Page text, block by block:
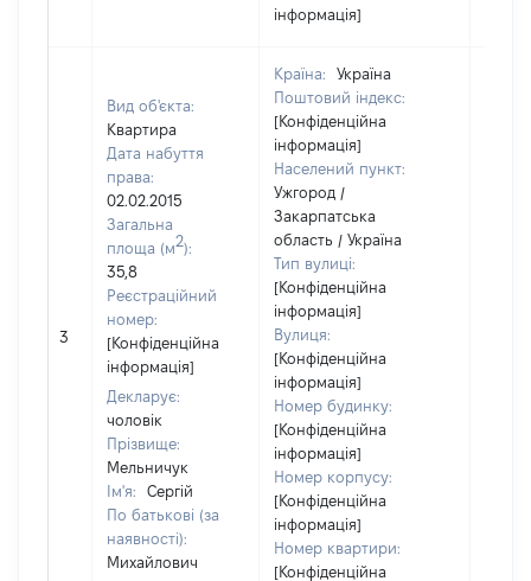
інформація]
3
Вид об'єкта:
Квартира
Дата набуття
права:
02.02.2015
Загальна
площа (м2):
35,8
Реєстраційний
номер:
[Конфіденційна
інформація]
Декларує:
чоловік
Прізвище:
Мельничук
Ім'я:
Сергій
По батькові (за
наявності):
Михайлович
Країна:
Україна
Поштовий індекс:
[Конфіденційна
інформація]
Населений пункт:
Ужгород /
Закарпатська
область / Україна
Тип вулиці:
[Конфіденційна
інформація]
Вулиця:
[Конфіденційна
інформація]
Номер будинку:
[Конфіденційна
інформація]
Номер корпусу:
[Конфіденційна
інформація]
Номер квартири:
[Конфіденційна